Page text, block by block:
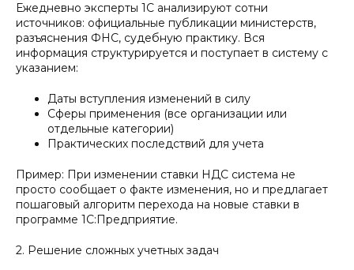
Ежедневно эксперты 1С анализируют сотни
источников: официальные публикации министерств,
разъяснения ФНС, судебную практику. Вся
информация структурируется и поступает в систему с
указанием:
Даты вступления изменений в силу
Сферы применения (все организации или
отдельные категории)
Практических последствий для учета
Пример: При изменении ставки НДС система не
просто сообщает о факте изменения, но и предлагает
пошаговый алгоритм перехода на новые ставки в
программе 1С:Предприятие.
2. Решение сложных учетных задач